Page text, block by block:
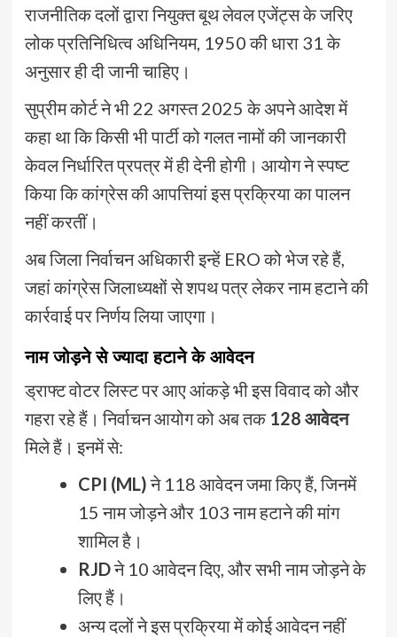
राजनीतिक दलों द्वारा नियुक्त बूथ लेवल एजेंट्स के जरिए
लोक प्रतिनिधित्व अधिनियम, 1950 की धारा 31 के
अनुसार ही दी जानी चाहिए।
सुप्रीम कोर्ट ने भी 22 अगस्त 2025 के अपने आदेश में
कहा था कि किसी भी पार्टी को गलत नामों की जानकारी
केवल निर्धारित प्रपत्र में ही देनी होगी। आयोग ने स्पष्ट
किया कि कांग्रेस की आपत्तियां इस प्रक्रिया का पालन
नहीं करतीं।
अब जिला निर्वाचन अधिकारी इन्हें ERO को भेज रहे हैं,
जहां कांग्रेस जिलाध्यक्षों से शपथ पत्र लेकर नाम हटाने की
कार्रवाई पर निर्णय लिया जाएगा।
नाम जोड़ने से ज्यादा हटाने के आवेदन
ड्राफ्ट वोटर लिस्ट पर आए आंकड़े भी इस विवाद को और
गहरा रहे हैं। निर्वाचन आयोग को अब तक 128 आवेदन
मिले हैं। इनमें से:
CPI (ML)ने 118 आवेदन जमा किए हैं, जिनमें
15 नाम जोड़ने और 103 नाम हटाने की मांग
शामिल है।
RJDने 10 आवेदन दिए, और सभी नाम जोड़ने के
लिए हैं।
अन्य दलों ने इस प्रक्रिया में कोई आवेदन नहीं